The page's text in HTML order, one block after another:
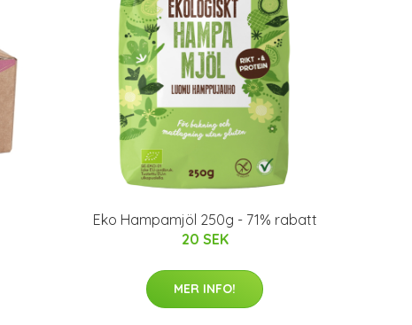
Eko Hampamjöl 250g - 71% rabatt
20 SEK
MER INFO!